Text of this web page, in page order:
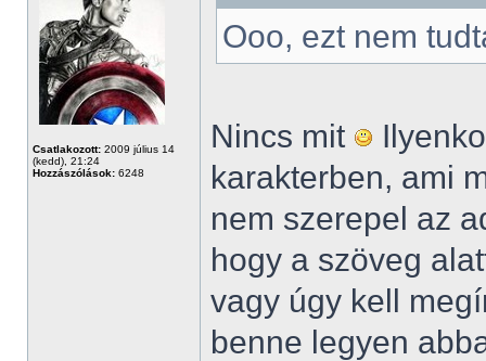
Csatlakozott: 2009 július 14
(kedd), 21:24
Hozzászólások: 6248
Ooo, ezt nem
Nincs mit
karakterben, ami
nem szerepel az
hogy a szöveg
vagy úgy kell
benne legyen